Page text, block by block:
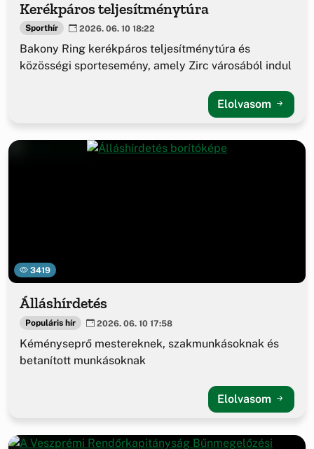
Kerékpáros teljesítménytúra
Sporthír 2026. 06. 10 18:22
Bakony Ring kerékpáros teljesítménytúra és
közösségi sportesemény, amely Zirc városából indul
Elolvasom
3419
Álláshírdetés
Populáris hír 2026. 06. 10 17:58
Kéményseprő mestereknek, szakmunkásoknak és
betanított munkásoknak
Elolvasom